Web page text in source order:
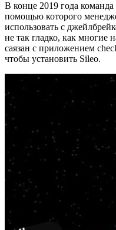
В конце 2019 года команда
помощью которого
использовать с
не так гладко, как многие
саязан с приложением
чтобы установить Sileo.